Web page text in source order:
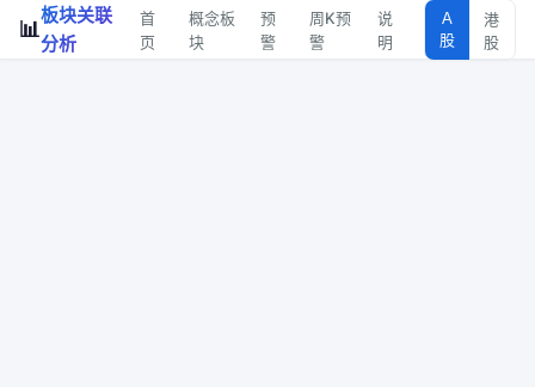
📊
板块关联
分析
首
页
概念板
块
预
警
周K预
警
说
明
A
股
港
股